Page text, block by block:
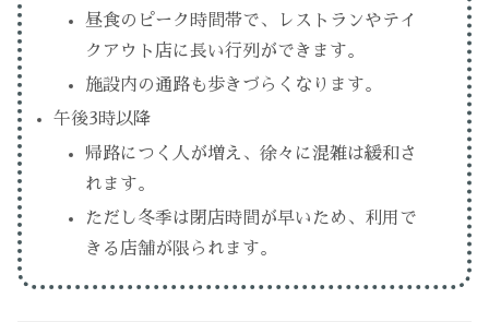
昼食のピーク時間帯で、レストランやテイ
クアウト店に長い行列ができます。
施設内の通路も歩きづらくなります。
午後3時以降
帰路につく人が増え、徐々に混雑は緩和さ
れます。
ただし冬季は閉店時間が早いため、利用で
きる店舗が限られます。